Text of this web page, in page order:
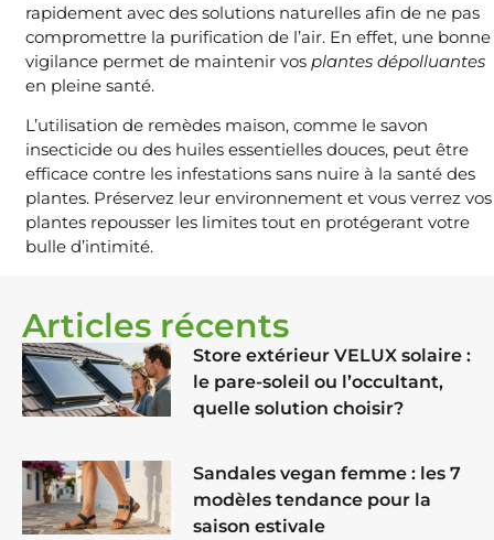
Articles récents
Store extérieur VELUX solaire :
le pare-soleil ou l’occultant,
quelle solution choisir?
Sandales vegan femme : les 7
modèles tendance pour la
saison estivale
rapidement avec des solutions naturelles afin de ne pas
compromettre la purification de l’air. En effet, une bonne
vigilance permet de maintenir vos plantes dépolluantes
en pleine santé.
L’utilisation de remèdes maison, comme le savon
insecticide ou des huiles essentielles douces, peut être
efficace contre les infestations sans nuire à la santé des
plantes. Préservez leur environnement et vous verrez vos
plantes repousser les limites tout en protégerant votre
bulle d’intimité.